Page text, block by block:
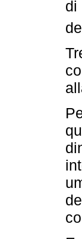
di